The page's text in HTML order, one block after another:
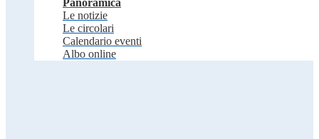
Panoramica
Le notizie
Le circolari
Calendario eventi
Albo online